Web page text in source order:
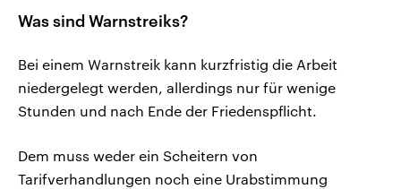
Was sind Warnstreiks?
Bei einem Warnstreik kann kurzfristig die Arbeit
niedergelegt werden, allerdings nur für wenige
Stunden und nach Ende der Friedenspflicht.
Dem muss weder ein Scheitern von
Tarifverhandlungen noch eine Urabstimmung